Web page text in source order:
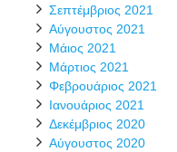
Σεπτέμβριος 2021
Αύγουστος 2021
Μάιος 2021
Μάρτιος 2021
Φεβρουάριος 2021
Ιανουάριος 2021
Δεκέμβριος 2020
Αύγουστος 2020